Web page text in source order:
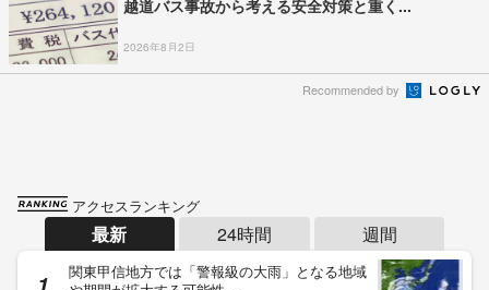
越道バス事故から考える安全対策と重く...
2026年8月2日
Recommended by
アクセスランキング
最新 24時間 週間
関東甲信地方では「警報級の大雨」となる地域